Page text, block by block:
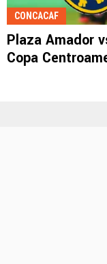
CONCACAF
Plaza Amador
Copa